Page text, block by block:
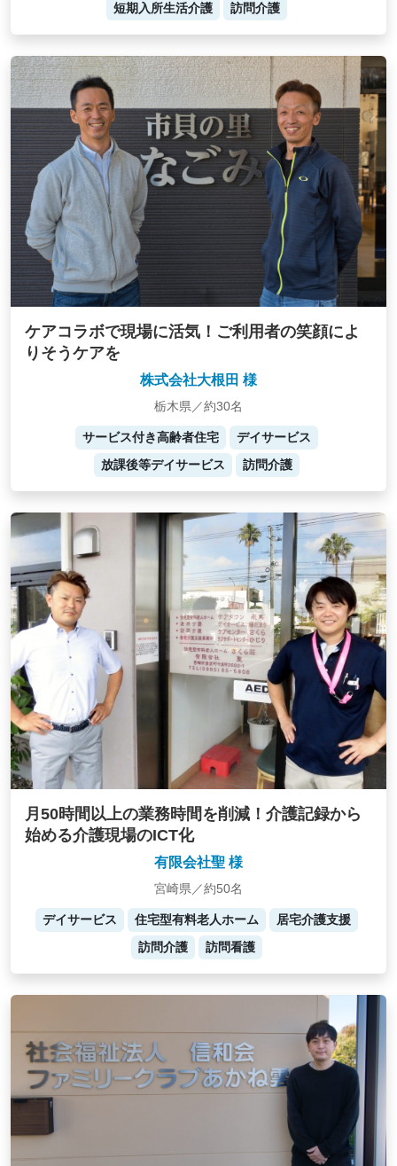
短期入所生活介護 訪問介護
ケアコラボで現場に活気！ご利用者の笑顔によ
りそうケアを
株式会社大根田 様
栃木県／約30名
サービス付き高齢者住宅
デイサービス
放課後等デイサービス
訪問介護
月50時間以上の業務時間を削減！介護記録から
始める介護現場のICT化
有限会社聖 様
宮崎県／約50名
デイサービス 住宅型有料老人ホーム
居宅介護支援
訪問介護
訪問看護